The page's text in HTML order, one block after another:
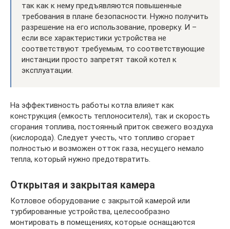
так как к нему предъявляются повышенные
требования в плане безопасности. Нужно получить
разрешение на его использование, проверку. И –
если все характеристики устройства не
соответствуют требуемым, то соответствующие
инстанции просто запретят такой котел к
эксплуатации.
На эффективность работы котла влияет как
конструкция (емкость теплоносителя), так и скорость
сгорания топлива, постоянный приток свежего воздуха
(кислорода). Следует учесть, что топливо сгорает
полностью и возможен отток газа, несущего немало
тепла, который нужно предотвратить.
Открытая и закрытая камера
Котловое оборудование с закрытой камерой или
турбированные устройства, целесообразно
монтировать в помещениях, которые оснащаются